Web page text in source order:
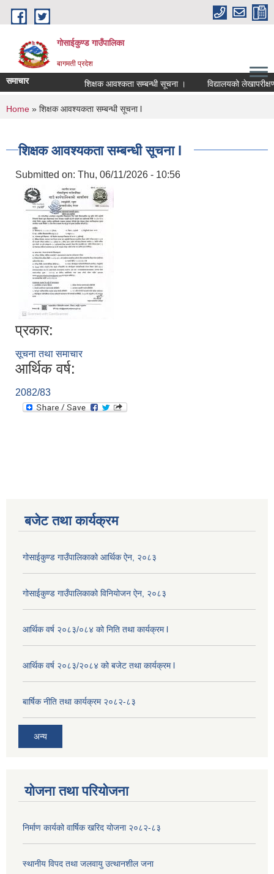
Skip to main content
गोसाईकुण्ड गाउँपालिका
बागमती प्रदेश
समाचार शिक्षक आवश्कता सम्बन्धी सूचना । विद्यालयको
You are here
Home » शिक्षक आवश्यकता सम्बन्धी सूचना l
शिक्षक आवश्यकता सम्बन्धी सूचना l
Submitted on: Thu, 06/11/2026 - 10:56
प्रकार:
सूचना तथा समाचार
आर्थिक वर्ष:
2082/83
बजेट तथा कार्यक्रम
गोसाईकुण्ड गाउँपालिकाको आर्थिक ऐन, २०८३
गोसाईकुण्ड गाउँपालिकाको विनियोजन ऐन, २०८३
आर्थिक वर्ष २०८३/०८४ को निति तथा कार्यक्रम l
आर्थिक वर्ष २०८३/२०८४ को बजेट तथा कार्यक्रम l
बार्षिक नीति तथा कार्यक्रम २०८२-८३
अन्य
योजना तथा परियोजना
निर्माण कार्यको वार्षिक खरिद योजना २०८२-८३
स्थानीय विपद तथा जलवायु उत्थानशील जना